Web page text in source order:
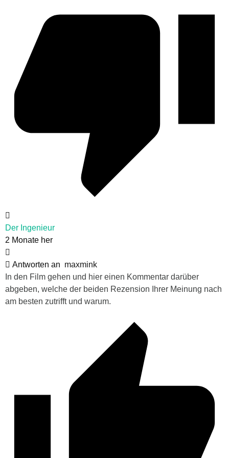
Der Ingenieur
2 Monate her
Antworten an maxmink
In den Film gehen und hier einen Kommentar darüber
abgeben, welche der beiden Rezension Ihrer Meinung nach
am besten zutrifft und warum.